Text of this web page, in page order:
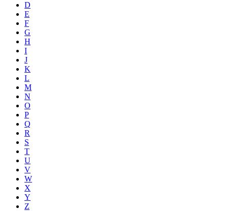
D
E
F
G
H
I
J
K
L
M
N
O
P
Q
R
S
T
U
V
W
X
Y
Z